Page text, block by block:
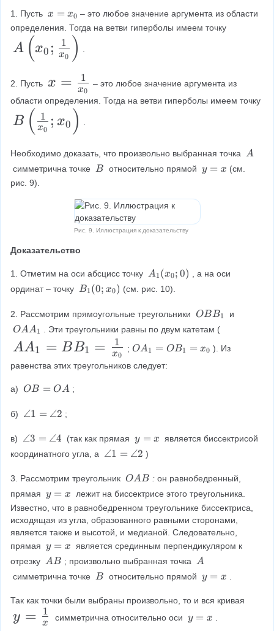
\
i
ft
x
r
a
1
}
x
}
1. Пусть x
=
_
x = x0 – это любое значение аргумента из области
определения. Тогда на ветви гиперболы имеем точку
A
le
ft
(
x
_
{
0
fr
a
c
1
}
{
x
_
0
}
}
\
ri
g
h
t)
A (x0 ; x0
1 )
2. Пусть x
=
\f
r
a
c
x
_
0
x = x0
1
– это любое значение аргумента из
области определения. Тогда на ветви гиперболы имеем точку
B
l
e
ft
a
c
{
}
{
x
_
{
0
}
;
{
x
_
{
0
}
}
\
ri
B ( x0
1 ; x0 )
Необходимо доказать, что произвольно выбранная точка \
A
симметрична точке \
B относительно прямой y
y = x (см.
рис. 9).
Рис. 9. Иллюстрация к доказательству
Доказательство
1. Отметим на оси абсцисс точку A
_
(
x
_
0
0
A1 (x0; 0)
, а на оси
ординат – точку B
1
(
0
;
x
B1 (0; x0) (см. рис. 10).
2. Рассмотрим прямоугольные треугольники O
B
_
OBB1 и
O
A
A
_
OAA1 . Эти треугольники равны по двум катетам (
A
A
1
=
B
B
1
=
\f
r
a
c
1
}
AA1 = BB1 = x0
1 ; O
_
_
1
=
_
0
OA1 = OB1 = x0 ). Из
равенства этих треугольников следует:
а) O
=
A
OB = OA ;
б)
\
n
g
le
1
\
a
n
g
le
2
∠1 = ∠2 ;
в)
\
a
n
g
3
=
\
a
n
g
le
∠3 = ∠4 (так как прямая y
=
y = x является биссектрисой
координатного угла, а
\
n
g
1
=
\
a
n
g
2
∠1 = ∠2 )
3. Рассмотрим треугольник \
\
A
B
OAB : он равнобедренный,
прямая y
=
x
y = x
лежит на биссектрисе этого треугольника.
Известно, что в равнобедренном треугольнике биссектриса,
исходящая из угла, образованного равными сторонами,
является также и высотой, и медианой. Следовательно,
прямая y
=
y = x является срединным перпендикуляром к
отрезку \
\
B
AB ; произвольно выбранная точка \
\
A
A
симметрична точке \
B
B относительно прямой y
x
y = x
Так как точки были выбраны произвольно, то и вся кривая
y
y = x
1 симметрична относительно оси y
y = x